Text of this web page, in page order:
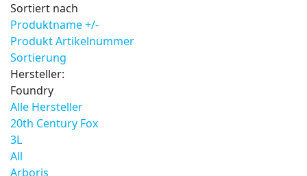
Sortiert nach
Produktname +/-
Produkt Artikelnummer
Sortierung
Hersteller:
Foundry
Alle Hersteller
20th Century Fox
3L
All
Arboris